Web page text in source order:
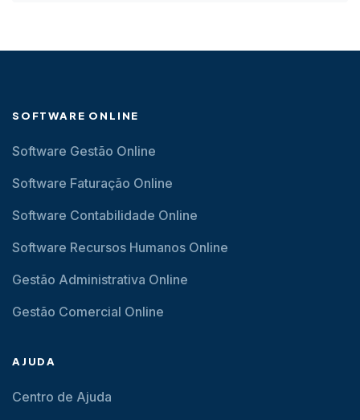
SOFTWARE ONLINE
Software Gestão Online
Software Faturação Online
Software Contabilidade Online
Software Recursos Humanos Online
Gestão Administrativa Online
Gestão Comercial Online
AJUDA
Centro de Ajuda